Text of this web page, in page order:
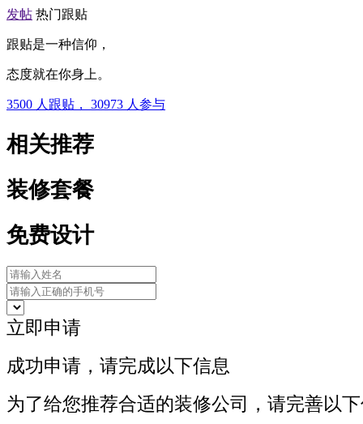
发帖 热门跟贴
跟贴是一种信仰，
态度就在你身上。
3500 人跟贴， 30973 人参与
相关推荐
装修套餐
免费设计
立即申请
成功申请，请完成以下信息
为了给您推荐合适的装修公司，请完善以